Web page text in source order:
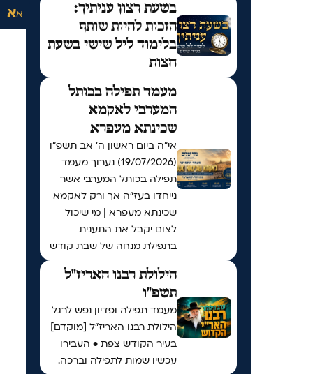
אא
בשעת רצון עניתיך:
הזכות להיות שותף
בלימוד ליל שישי בשעת
חצות
מעמד תפילה בכותל
המערבי לאקמא
שכינתא מעפרא
אי"ה ביום ראשון ה׳ אב תשפ״ו
(19/07/2026) נערוך מעמד
תפילה בכותל המערבי אשר
נייחדו בעז"ה אך ורק לאקמא
שכינתא מעפרא | מי שיכול
לצום יקבל את התענית
בתפילת מנחה של שבת קודש
הילולת רבנו האריז"ל
תשפ"ו
מעמד תפילה ופדיון נפש לרגל
הילולת רבנו האריז"ל [מוקדם]
בעיר הקודש צפת • העבירו
עכשיו שמות לתפילה וברכה.